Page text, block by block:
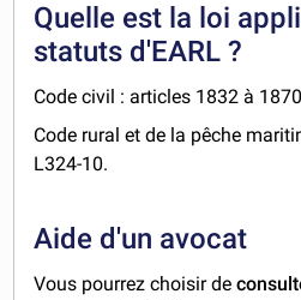
Quelle est la loi
statuts d'EARL ?
Code civil : articles 1832 à
Code rural et de la pêche
L324-10.
Aide d'un avocat
Vous pourrez choisir de